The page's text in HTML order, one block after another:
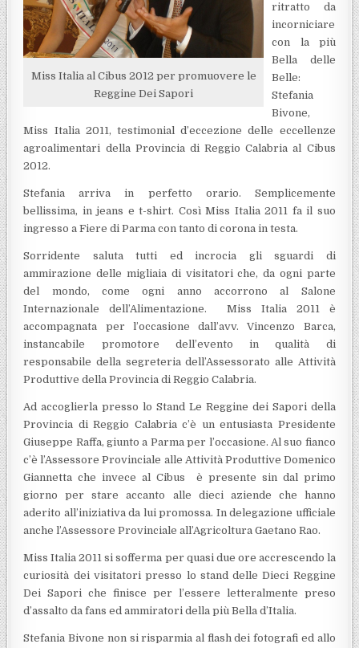
Miss Italia al Cibus 2012 per promuovere le
Reggine Dei Sapori
ritratto da
incorniciare
con la più
Bella delle
Belle:
Stefania
Bivone,
Miss Italia 2011, testimonial d’eccezione delle eccellenze
agroalimentari della Provincia di Reggio Calabria al Cibus
2012.
Stefania arriva in perfetto orario. Semplicemente
bellissima, in jeans e t-shirt. Così Miss Italia 2011 fa il suo
ingresso a Fiere di Parma con tanto di corona in testa.
Sorridente saluta tutti ed incrocia gli sguardi di
ammirazione delle migliaia di visitatori che, da ogni parte
del mondo, come ogni anno accorrono al Salone
Internazionale dell’Alimentazione. Miss Italia 2011 è
accompagnata per l’occasione dall’avv. Vincenzo Barca,
instancabile promotore dell’evento in qualità di
responsabile della segreteria dell’Assessorato alle Attività
Produttive della Provincia di Reggio Calabria.
Ad accoglierla presso lo Stand Le Reggine dei Sapori della
Provincia di Reggio Calabria c’è un entusiasta Presidente
Giuseppe Raffa, giunto a Parma per l’occasione. Al suo fianco
c’è l’Assessore Provinciale alle Attività Produttive Domenico
Giannetta che invece al Cibus è presente sin dal primo
giorno per stare accanto alle dieci aziende che hanno
aderito all’iniziativa da lui promossa. In delegazione ufficiale
anche l’Assessore Provinciale all’Agricoltura Gaetano Rao.
Miss Italia 2011 si sofferma per quasi due ore accrescendo la
curiosità dei visitatori presso lo stand delle Dieci Reggine
Dei Sapori che finisce per l’essere letteralmente preso
d’assalto da fans ed ammiratori della più Bella d’Italia.
Stefania Bivone non si risparmia al flash dei fotografi ed allo